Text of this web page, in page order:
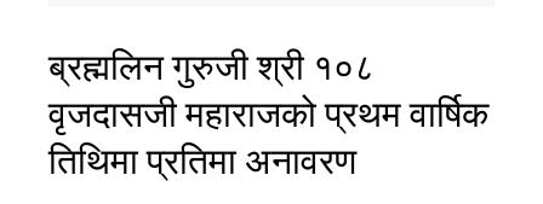
ब्रह्मलिन गुरुजी श्री १०८
वृजदासजी महाराजको प्रथम वार्षिक
तिथिमा प्रतिमा अनावरण